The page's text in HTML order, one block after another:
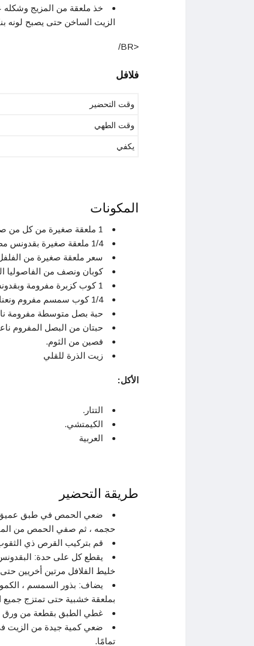
خذ ملعقة من المزيج
الزيت الساخن حتى يصبح لونه
<BR/
فلافل
وقت التحضير
وقت الطهي
يكفي
المكونات
1 ملعقة صغيرة من كل من صودا الخبز والملح والكمون.
1/4 ملعقة صغيرة بقدونس مطحون وكزبرة.
سعر ملعقة صغيرة من
كوبان ونصف من الفاصوليا
1 كوب كزبرة مفرومة وبقدونس مفروم.
1/4 كوب سمسم مفروم ونعناع.
حبة بصل متوسطة مفرومة
حبتان من البصل المفروم
فصين من الثوم.
زيت الذرة للقلي
الأكل:
التتار.
الكيمتشي.
العربية
طريقة التحضير
حجمه ، ثم صفي الحمص من
قم بتركيب القرص ذي
يقطع كل على حدة: البقدونس
خليط الفلافل مرتين أخريين
يضاف: بذور السمسم ،
بملعقة خشبية حتى تمتزج جميع
غطي الطبق بقطعة من ورق النايلون
ضعي كمية جيدة من الزيت
تمامًا.